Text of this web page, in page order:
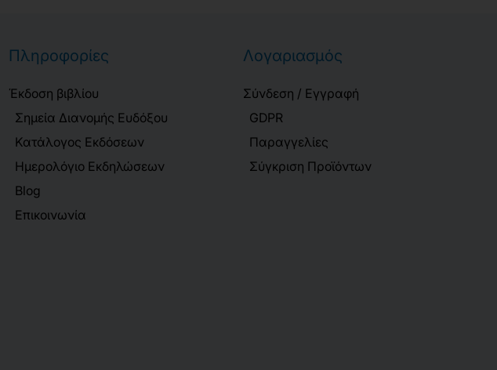
Πληροφορίες
Έκδοση βιβλίου
Σημεία Διανομής Ευδόξου
Κατάλογος Εκδόσεων
Ημερολόγιο Εκδηλώσεων
Blog
Επικοινωνία
Λογαριασμός
Σύνδεση / Εγγραφή
GDPR
Παραγγελίες
Σύγκριση Προϊόντων